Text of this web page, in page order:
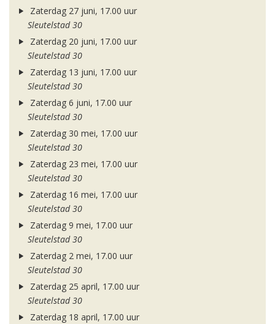
Zaterdag 27 juni, 17.00 uur
Sleutelstad 30
Zaterdag 20 juni, 17.00 uur
Sleutelstad 30
Zaterdag 13 juni, 17.00 uur
Sleutelstad 30
Zaterdag 6 juni, 17.00 uur
Sleutelstad 30
Zaterdag 30 mei, 17.00 uur
Sleutelstad 30
Zaterdag 23 mei, 17.00 uur
Sleutelstad 30
Zaterdag 16 mei, 17.00 uur
Sleutelstad 30
Zaterdag 9 mei, 17.00 uur
Sleutelstad 30
Zaterdag 2 mei, 17.00 uur
Sleutelstad 30
Zaterdag 25 april, 17.00 uur
Sleutelstad 30
Zaterdag 18 april, 17.00 uur